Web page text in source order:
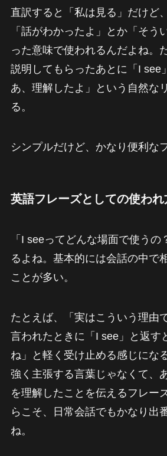
直訳すると「私は見る」だけど
「話がわかったよ」とか「そう
った意味で使われるんだよね。
説明してもらったあとに「I see
あ、理解したよ」という自然な
る。
シンプルだけど、かなり便利な
英語フレーズとしての使われ
「I seeってどんな場面で使うの
るよね。基本的には会話の中で
ことが多い。
たとえば、「実はこういう理由
言われたときに「I see」と返す
ね」と軽く受け止める感じにな
強く主張する言葉じゃなくて、
を理解したことを伝えるフレー
らこそ、日常会話でもかなり出
ね。